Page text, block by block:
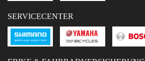
SERVICECENTER